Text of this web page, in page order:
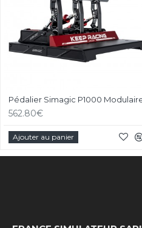
562.80€
Ajouter au panier